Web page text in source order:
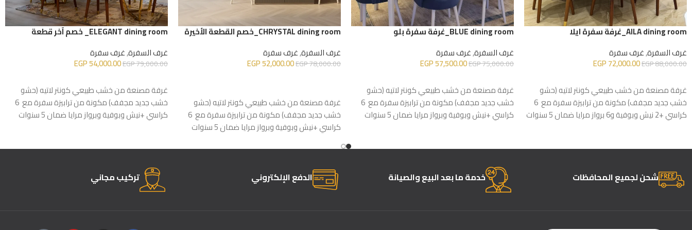
AILA dining room_غرفة سفرة ايلا
غرف السفرة,غرف سفرة
EGP88,000.00
EGP72,000.00
غرفة مصنعة من خشب طبيعي كونتر لاتيه (حشو
خشب جديد مجفف) مكونة من ترابيزة سفرة مع 6
كراسي +2 نيش وبوفية و6 برواز مرايا ضمان 5 سنوات
BLUE dining room_غرفة سفرة بلو
غرف السفرة,غرف سفرة
EGP75,000.00
EGP57,500.00
غرفة مصنعة من خشب طبيعي كونتر لاتيه (حشو
خشب جديد مجفف) مكونة من ترابيزة سفرة مع 6
كراسي +نيش وبوفية وبرواز مرايا ضمان 5 سنوات
CHRYSTAL dining room_خصم القطعة الأخيرة
غرف السفرة,غرف سفرة
EGP78,000.00
EGP52,000.00
غرفة مصنعة من خشب طبيعي كونتر لاتيه (حشو
خشب جديد مجفف) مكونة من ترابيزة سفرة مع 6
كراسي +نيش وبوفية وبرواز مرايا ضمان 5 سنوات
ELEGANT dining room_ خصم آخر قطعة
غرف السفرة,غرف سفرة
EGP79,000.00
EGP54,000.00
غرفة مصنعة من خشب طبيعي كونتر لاتيه (حشو
خشب جديد مجفف) مكونة من ترابيزة سفرة مع 6
كراسي +نيش وبوفية وبرواز مرايا ضمان 5 سنوات
شحن لجميع المحافظات خدمة ما بعد البيع والصيانة الدفع الإلكتروني تركيب مجاني